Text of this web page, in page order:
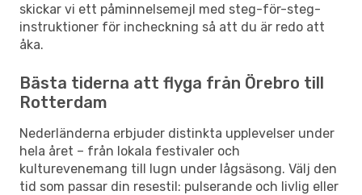
skickar vi ett påminnelsemejl med steg-för-steg-
instruktioner för incheckning så att du är redo att
åka.
Bästa tiderna att flyga från Örebro till
Rotterdam
Nederländerna erbjuder distinkta upplevelser under
hela året – från lokala festivaler och
kulturevenemang till lugn under lågsäsong. Välj den
tid som passar din resestil: pulserande och livlig eller